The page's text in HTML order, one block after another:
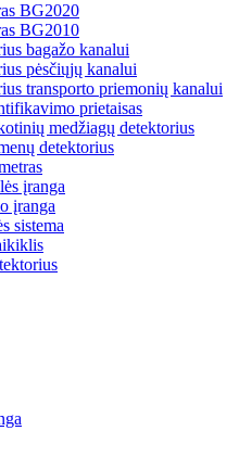
BG2020
BG2010
bagažo kanalui
pėsčiųjų kanalui
transporto priemonių kanalui
prietaisas
medžiagų detektorius
detektorius
įranga
įranga
sistema